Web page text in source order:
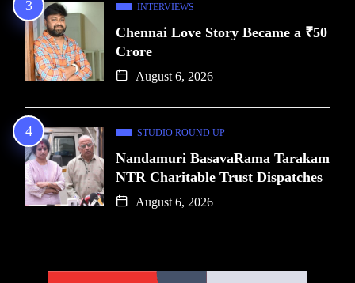
INTERVIEWS
Chennai Love Story Became a ₹50
Crore
August 6, 2026
STUDIO ROUND UP
Nandamuri BasavaRama Tarakam
NTR Charitable Trust Dispatches
August 6, 2026